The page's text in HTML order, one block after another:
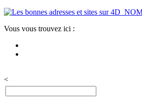
Vous vous trouvez ici :
<